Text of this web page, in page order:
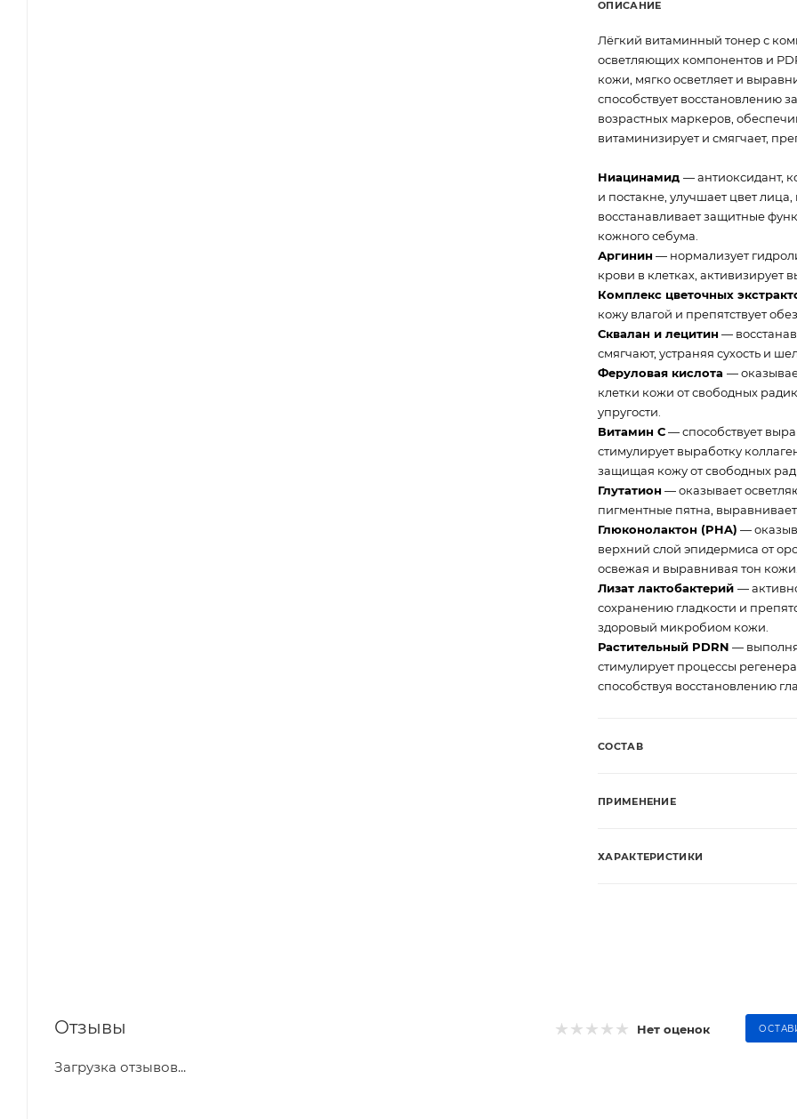
ОПИСАНИЕ
Лёгкий витаминный тонер с
осветляющих компонентов и
кожи, мягко осветляет и
способствует восстановлению
возрастных маркеров,
витаминизирует и смягчает,
Ниацинамид — антиоксидант,
и постакне, улучшает цвет
восстанавливает защитные
кожного себума.
Аргинин — нормализует
крови в клетках, активизирует
Комплекс цветочных
кожу влагой и препятствует
Сквалан и лецитин —
смягчают, устраняя сухость и
Феруловая кислота —
клетки кожи от свободных
упругости.
Витамин С— способствует
стимулирует выработку
защищая кожу от свободных
Глутатион — оказывает
пигментные пятна,
Глюконолактон (PHA) —
верхний слой эпидермиса от
освежая и выравнивая тон кожи.
Лизат лактобактерий —
сохранению гладкости и
здоровый микробиом кожи.
Растительный PDRN —
стимулирует процессы
способствуя восстановлению
СОСТАВ
ПРИМЕНЕНИЕ
ХАРАКТЕРИСТИКИ
Отзывы Нет оценок
Загрузка отзывов...